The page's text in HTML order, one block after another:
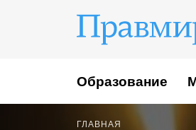
Образование
ГЛАВНАЯ